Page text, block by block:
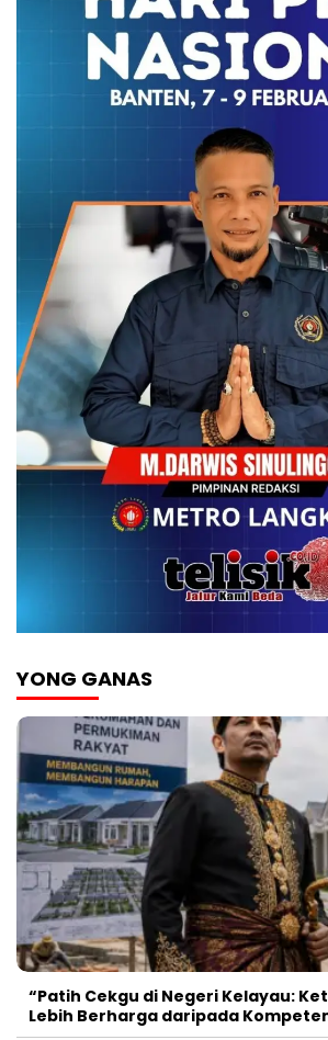
YONG GANAS
“Patih Cekgu di Negeri Kelayau:
Lebih Berharga daripada